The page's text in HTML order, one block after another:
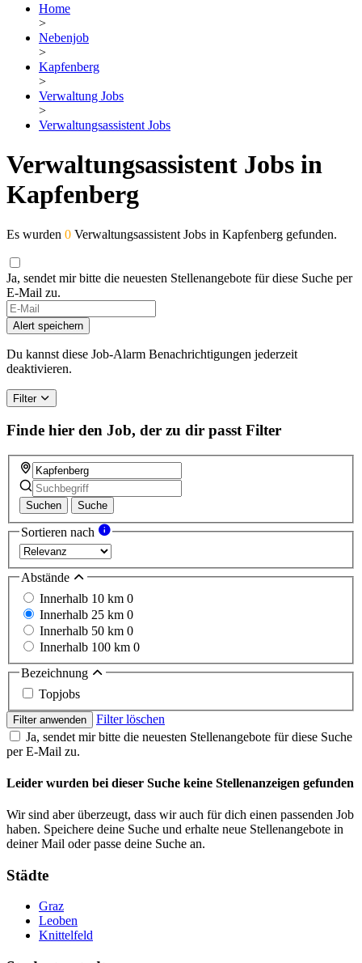
Home
>
Nebenjob
>
Kapfenberg
>
Verwaltung Jobs
>
Verwaltungsassistent Jobs
Verwaltungsassistent Jobs in
Kapfenberg
Es wurden 0 Verwaltungsassistent Jobs in Kapfenberg gefunden.
Ja, sendet mir bitte die neuesten Stellenangebote für diese Suche per
E-Mail zu.
If
you
are
a
human,
this
field
Alert speichern
Du kannst diese Job-Alarm Benachrichtigungen jederzeit
deaktivieren.
Filter
Finde hier den Job, der zu dir passt Filter
Suchen Suche
Sortieren nach
Abstände
Innerhalb 10 km 0
Innerhalb 25 km 0
Innerhalb 50 km 0
Innerhalb 100 km 0
Bezeichnung
Topjobs
Filter anwenden
Filter löschen
Ja, sendet mir bitte die neuesten Stellenangebote für diese Suche
per E-Mail zu.
Leider wurden bei dieser Suche keine Stellenanzeigen gefunden
Wir sind aber überzeugt, dass wir auch für dich einen passenden Job
haben. Speichere deine Suche und erhalte neue Stellenangebote in
deiner Mail oder passe deine Suche an.
Städte
Graz
Leoben
Knittelfeld